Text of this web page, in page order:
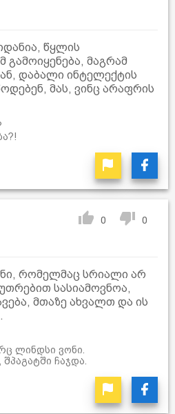
წყლის
მაგრამ
დაბალი ინტელექტის
მას, ვინც არაფრის
0 0
რომელმაც სრიალი არ
სასიამოვნოა,
მთაზე ახვალთ და ის
ლინდსი ვონი.
შპაგატში ჩაჯდა.